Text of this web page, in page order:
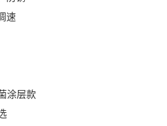
速
涂层款